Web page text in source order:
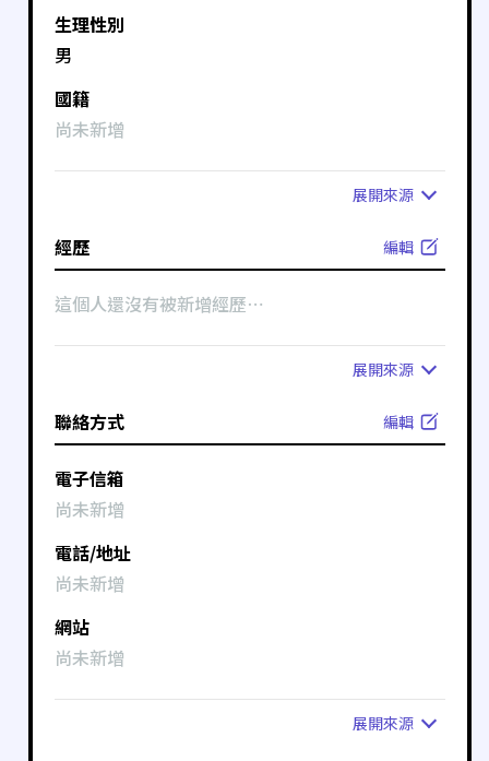
生理性別
男
國籍
尚未新增
展開來源
經歷 編輯
這個人還沒有被新增經歷⋯
展開來源
聯絡方式 編輯
電子信箱
尚未新增
電話/地址
尚未新增
網站
尚未新增
展開來源